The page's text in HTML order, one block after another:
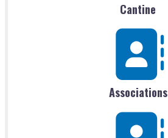
Cantine
Associations